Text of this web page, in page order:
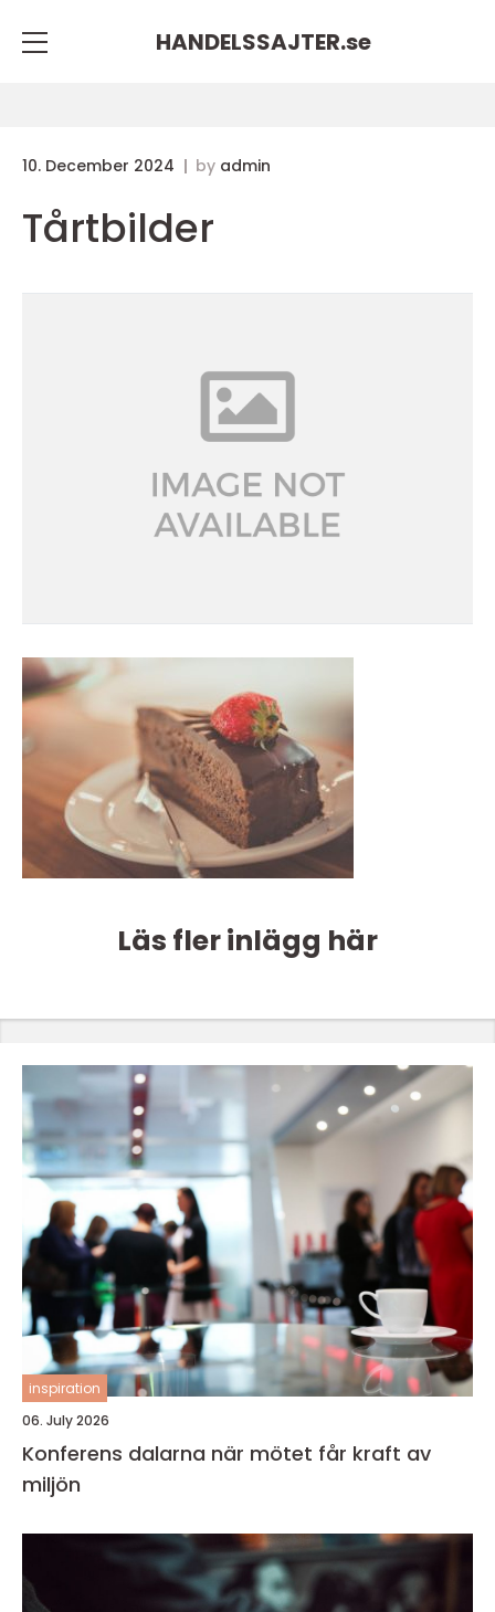
HANDELSSAJTER.se
10. December 2024 by admin
Tårtbilder
Läs fler inlägg här
inspiration
06. July 2026
Konferens dalarna när mötet får kraft av
miljön